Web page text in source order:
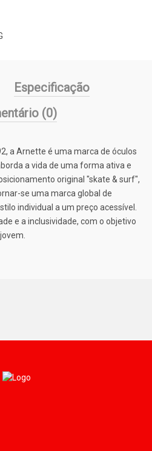
Especificação
(0)
a Arnette é uma marca de óculos
a vida de uma forma ativa e
original "skate & surf",
se uma marca global de
individual a um preço acessível.
e a inclusividade, com o objetivo